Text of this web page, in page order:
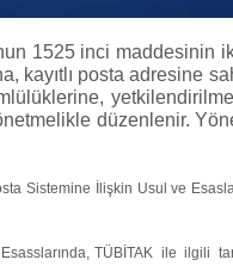
1525 inci maddesinin
kayıtlı posta adresine
düzenlenir.
Sistemine İlişkin Usul ve
Esasslarında, TÜBİTAK ile